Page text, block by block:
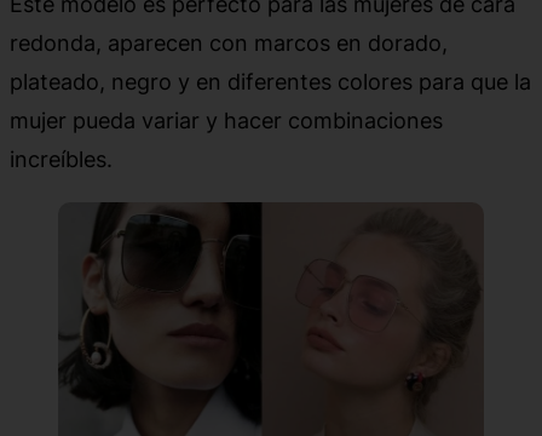
redonda, aparecen con marcos en dorado,
plateado, negro y en diferentes colores para que la
mujer pueda variar y hacer combinaciones
increíbles.